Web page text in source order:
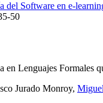
del Software en e-
50
en Lenguajes Formales
Jurado Monroy,